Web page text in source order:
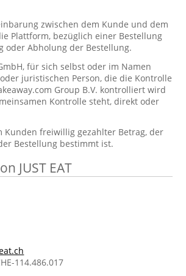
zwischen dem Kunde und dem
Plattform, bezüglich einer Bestellung
oder Abholung der Bestellung.
für sich selbst oder im Namen
juristischen Person, die die Kontrolle
Group B.V. kontrolliert wird
Kontrolle steht, direkt oder
Kunden freiwillig gezahlter Betrag, der
Bestellung bestimmt ist.
JUST EAT
114.486.017